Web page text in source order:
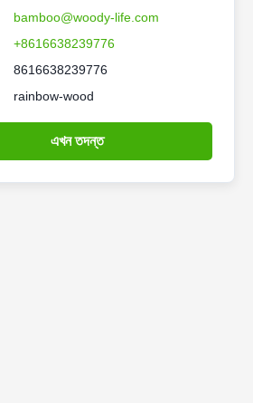
bamboo@woody-life.com
+8616638239776
8616638239776
rainbow-wood
এখন তদন্ত